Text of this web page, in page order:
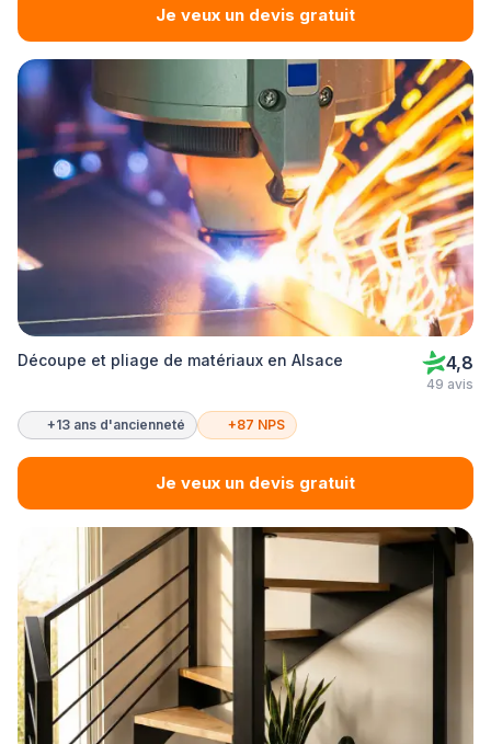
Je veux un devis gratuit
Découpe et pliage de matériaux en Alsace 4,8
49 avis
+13 ans d'ancienneté +87 NPS
Je veux un devis gratuit